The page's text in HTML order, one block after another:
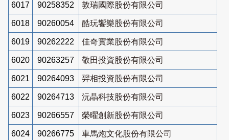
6017 90258352 敦瑞國際股份有限公司
6018 90260054 酷玩饗樂股份有限公司
6019 90262222 佳奇實業股份有限公司
6020 90263257 敬田投資股份有限公司
6021 90264093 羿相投資股份有限公司
6022 90264713 沅晶科技股份有限公司
6023 90266557 榮曜創新股份有限公司
6024 90266775 車馬炮文化股份有限公司